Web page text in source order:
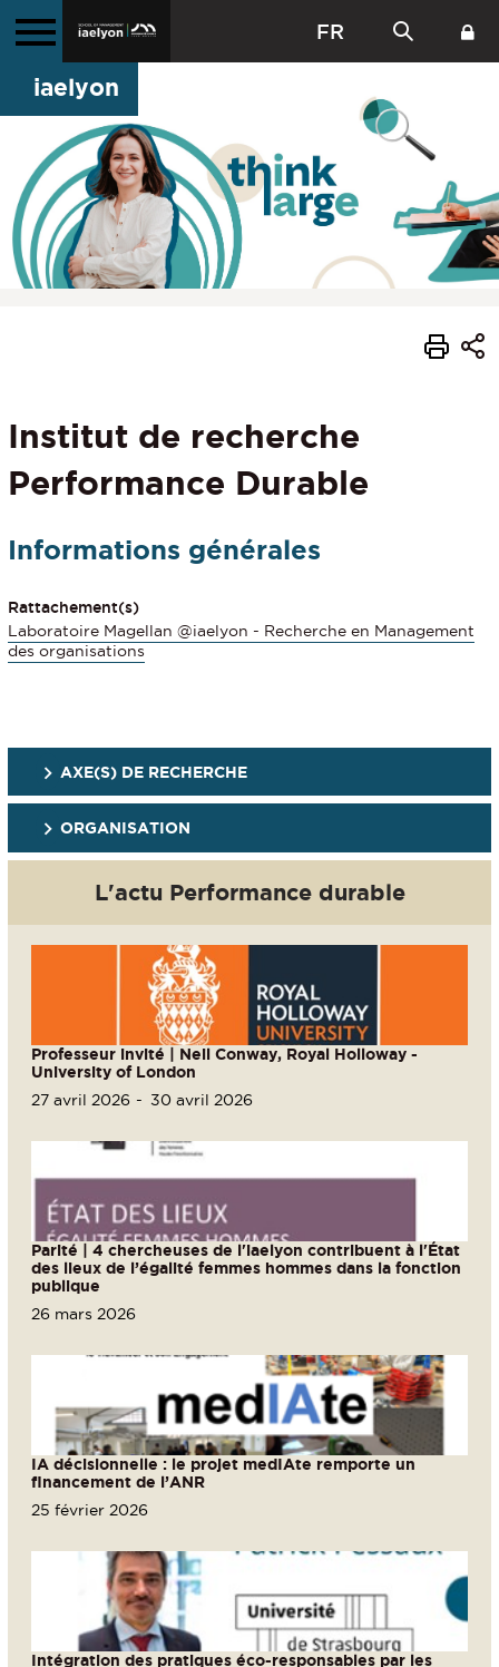
FR
iaelyon
Institut de recherche
Performance Durable
Informations générales
Rattachement(s)
Laboratoire Magellan @iaelyon - Recherche en Management
des organisations
AXE(S) DE RECHERCHE
ORGANISATION
L'actu Performance durable
Professeur invité | Neil Conway, Royal Holloway -
University of London
27 avril 2026
30 avril 2026
Parité | 4 chercheuses de l'iaelyon contribuent à l'État
des lieux de l’égalité femmes hommes dans la fonction
publique
26 mars 2026
IA décisionnelle : le projet medIAte remporte un
financement de l’ANR
25 février 2026
Intégration des pratiques éco-responsables par les